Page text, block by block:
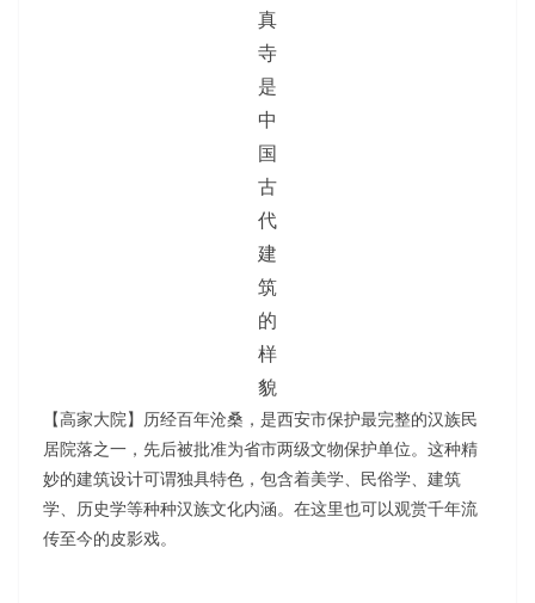
真
寺
是
中
国
古
代
建
筑
的
样
貌
【高家大院】历经百年沧桑，是西安市保护最完整的汉族民
居院落之一，先后被批准为省市两级文物保护单位。这种精
妙的建筑设计可谓独具特色，包含着美学、民俗学、建筑
学、历史学等种种汉族文化内涵。在这里也可以观赏千年流
传至今的皮影戏。